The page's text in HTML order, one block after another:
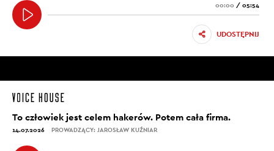
00:00 / 05:54
UDOSTĘPNIJ
To człowiek jest celem hakerów. Potem cała firma.
14.07.2026 PROWADZĄCY: JAROSŁAW KUŹNIAR